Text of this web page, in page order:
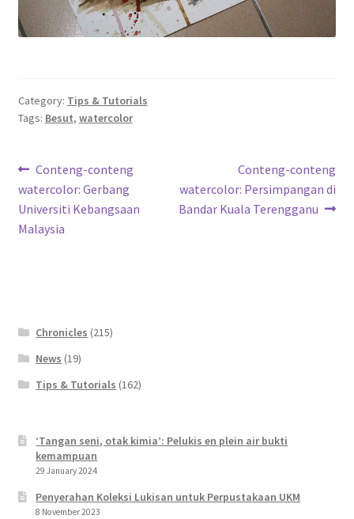
Category: Tips & Tutorials
Tags: Besut, watercolor
Post
navigation
Previous
post:
Conteng-conteng
watercolor: Gerbang
Universiti Kebangsaan
Malaysia
Next
post:
Conteng-conteng
watercolor: Persimpangan di
Bandar Kuala Terengganu
Chronicles (215)
News (19)
Tips & Tutorials (162)
‘Tangan seni, otak kimia’: Pelukis en plein air bukti
kemampuan
29 January 2024
Penyerahan Koleksi Lukisan untuk Perpustakaan UKM
8 November 2023